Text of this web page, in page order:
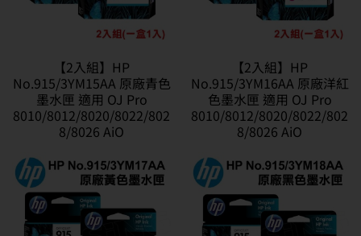
【2入組】HP
No.915/3YM15AA 原廠青色
墨水匣 適用 OJ Pro
8010/8012/8020/8022/802
8/8026 AiO
【2入組】HP
No.915/3YM16AA 原廠洋紅
色墨水匣 適用 OJ Pro
8010/8012/8020/8022/802
8/8026 AiO